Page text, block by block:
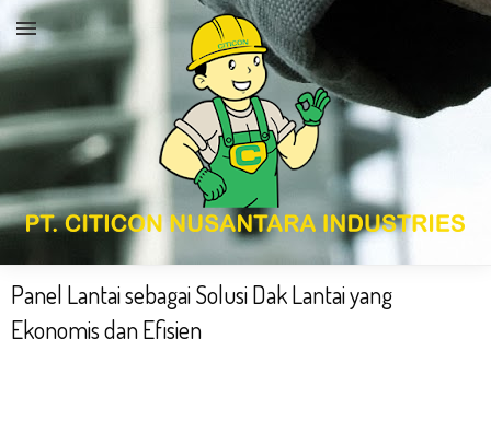
Panel Lantai sebagai Solusi Dak Lantai yang
Ekonomis dan Efisien